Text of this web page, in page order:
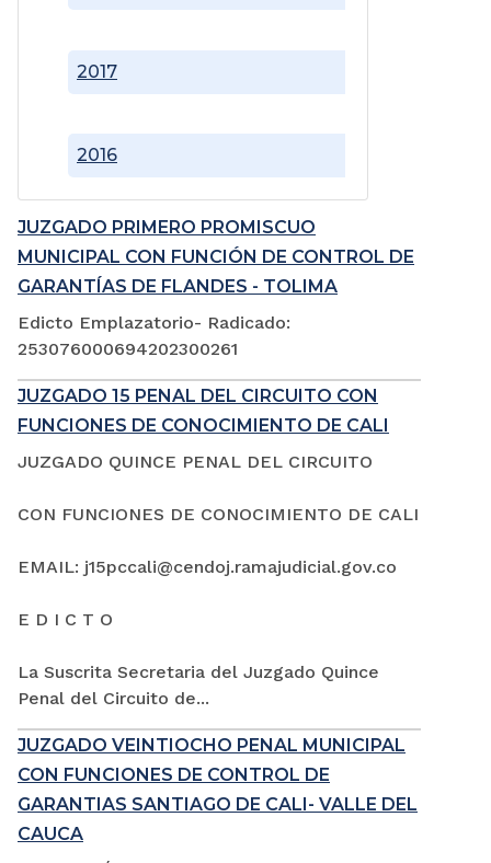
2016
2017
JUZGADO PRIMERO PROMISCUO
MUNICIPAL CON FUNCIÓN DE CONTROL DE
GARANTÍAS DE FLANDES - TOLIMA
Edicto Emplazatorio- Radicado:
253076000694202300261
JUZGADO 15 PENAL DEL CIRCUITO CON
FUNCIONES DE CONOCIMIENTO DE CALI
JUZGADO QUINCE PENAL DEL CIRCUITO
CON FUNCIONES DE CONOCIMIENTO DE CALI
EMAIL: j15pccali@cendoj.ramajudicial.gov.co
E D I C T O
La Suscrita Secretaria del Juzgado Quince
Penal del Circuito de...
JUZGADO VEINTIOCHO PENAL MUNICIPAL
CON FUNCIONES DE CONTROL DE
GARANTIAS SANTIAGO DE CALI- VALLE DEL
CAUCA